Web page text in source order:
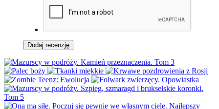
Dodaj recenzję